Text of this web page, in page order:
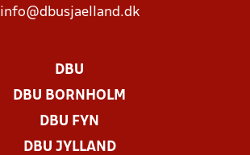
info@dbusjaelland.dk
DBU
DBU BORNHOLM
DBU FYN
DBU JYLLAND